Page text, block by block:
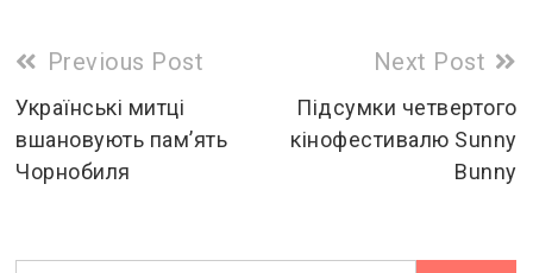
Read
more
articles
Previous Post
Українські митці
вшановують пам’ять
Чорнобиля
Next Post
Підсумки четвертого
кінофестивалю Sunny
Bunny